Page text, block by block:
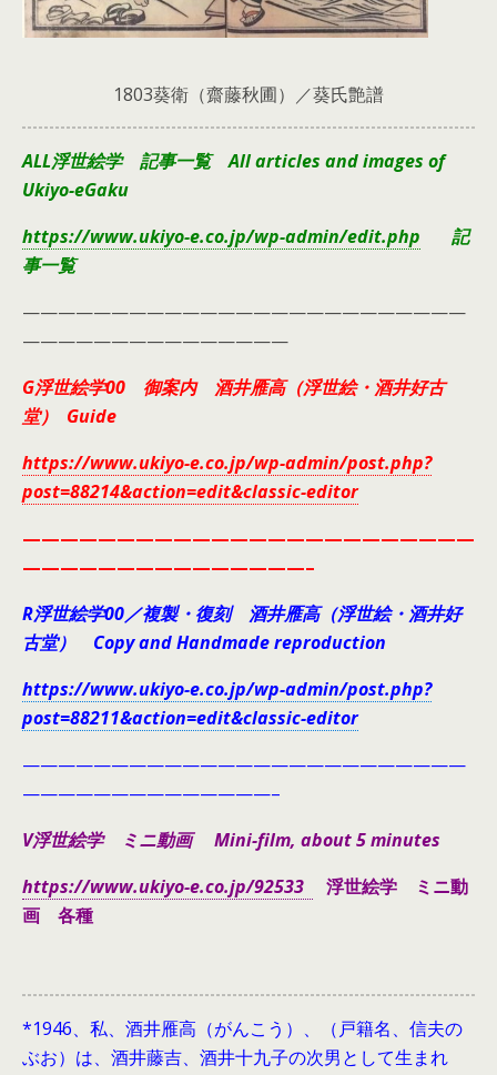
1803葵衛（齋藤秋圃）／葵氏艶譜
ALL浮世絵学 記事一覧 All articles and images of
Ukiyo-eGaku
https://www.ukiyo-e.co.jp/wp-admin/edit.php 記
事一覧
—————————————————————————
———————————————
G浮世絵学00 御案内 酒井雁高（浮世絵・酒井好古
堂） Guide
https://www.ukiyo-e.co.jp/wp-admin/post.php?
post=88214&action=edit&classic-editor
————————————————————————
———————————————–
R浮世絵学00／複製・復刻 酒井雁高（浮世絵・酒井好
古堂） Copy and Handmade reproduction
https://www.ukiyo-e.co.jp/wp-admin/post.php?
post=88211&action=edit&classic-editor
—————————————————————————
——————————————–
V浮世絵学 ミニ動画 Mini-film, about 5 minutes
https://www.ukiyo-e.co.jp/92533
浮世絵学 ミニ動
画 各種
*1946、 私、酒井雁高（がんこう）、（戸籍名、信夫の
ぶお）は、酒井藤吉、酒井十九子の次男として生まれ